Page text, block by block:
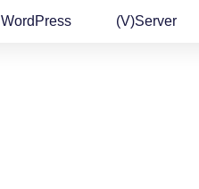
WordPress (v)Server